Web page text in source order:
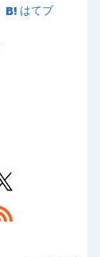
はてブ